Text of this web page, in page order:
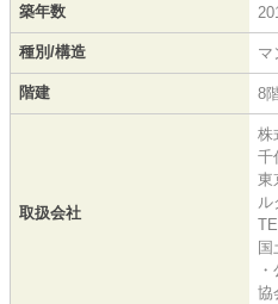
築年数
種別/構造 マ
階建 8
取扱会社
株
千
東
ル
国
協